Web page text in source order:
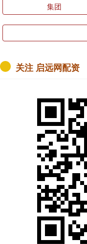
集团
关注 启远网配资